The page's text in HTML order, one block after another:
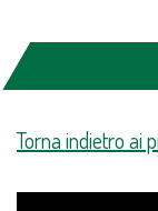
Torna indietro ai